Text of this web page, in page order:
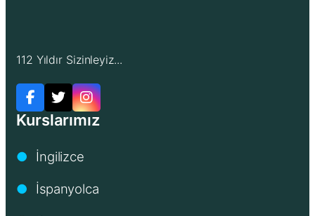
112 Yıldır Sizinleyiz...
Kurslarımız
● İngilizce
● İspanyolca